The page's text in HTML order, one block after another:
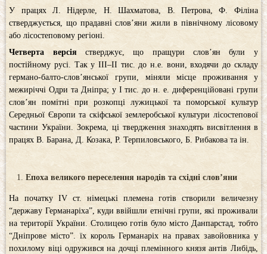
У працях Л. Нідерле, Н. Шахматова, В. Петрова, Ф. Філіна
стверджується, що прадавні слов’яни жили в північному лісовому
або лісостеповому регіоні.
Четверта версіястверджує, що пращури слов’ян були у
постійному русі. Так у ІІІ–ІІ тис. до н.е. вони, входячи до складу
германо-балто-слов’янської групи, міняли місце проживання у
межиріччі Одри та Дніпра; у І тис. до н. е. диференційовані групи
слов’ян помітні при розкопці лужицької та поморської культур
Середньої Європи та скіфської землеробської культури лісостепової
частини України. Зокрема, ці твердження знаходять висвітлення в
працях В. Барана, Д. Козака, Р. Терпиловського, Б. Рибакова та ін.
Епоха великого переселення народів та східні слов’яни
На початку IV ст. німецькі племена готів створили величезну
“державу Германаріха”, куди ввійшли етнічні групи, які проживали
на території України. Столицею готів було місто Данпарстад, тобто
“Дніпрове місто”. їх король Германаріх на правах завойовника у
похилому віці одружився на дочці племінного князя антів Либідь,